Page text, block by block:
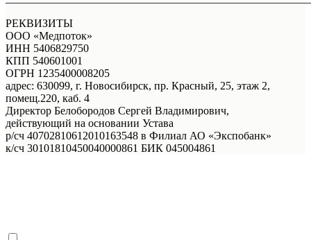
РЕКВИЗИТЫ
ООО «Медпоток»
ИНН 5406829750
КПП 540601001
ОГРН 1235400008205
адрес: 630099, г. Новосибирск, пр. Красный, 25, этаж 2,
помещ.220, каб. 4
Директор Белобородов Сергей Владимирович,
действующий на основании Устава
р/сч 40702810612010163548 в Филиал АО «Экспобанк»
к/сч 30101810450040000861 БИК 045004861